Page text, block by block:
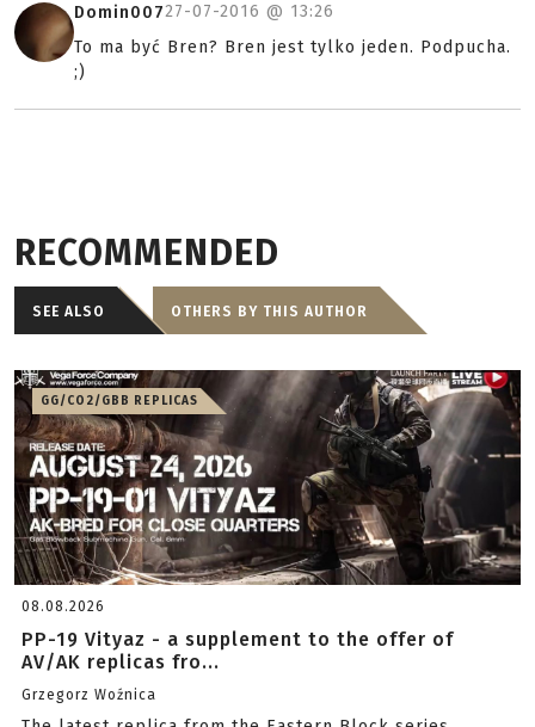
Domin00727-07-2016 @ 13:26
To ma być Bren? Bren jest tylko jeden. Podpucha.
;)
RECOMMENDED
SEE ALSO OTHERS BY THIS AUTHOR
GG/CO2/GBB REPLICAS
08.08.2026
PP-19 Vityaz - a supplement to the offer of
AV/AK replicas fro...
Grzegorz Woźnica